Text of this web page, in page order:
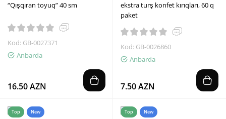
“Qışqıran toyuq” 40 sm
Kod: GB-0027371
Anbarda
16.50 AZN
ekstra turş konfet kırıqları, 60 q
paket
Kod: GB-0026860
Anbarda
7.50 AZN
Top New Top New